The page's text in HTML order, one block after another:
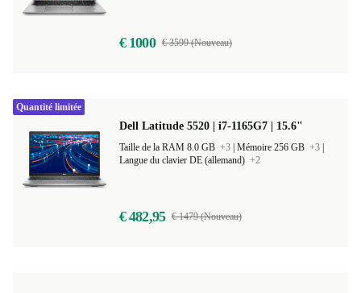
€ 1000 € 3599 (Nouveau)
Dell Latitude 5520 | i7-1165G7 | 15.6"
Taille de la RAM 8.0 GB +3 Mémoire 256 GB +3
Langue du clavier DE (allemand) +2
€ 482,95 € 1479 (Nouveau)
Quantité limitée